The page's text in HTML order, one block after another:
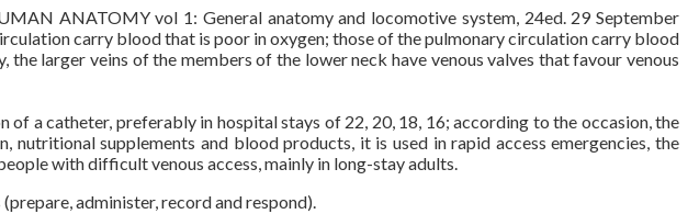
ANATOMY vol 1: General anatomy and locomotive system, 24ed. 29 September
carry blood that is poor in oxygen; those of the pulmonary circulation carry blood
larger veins of the members of the lower neck have venous valves that favour venous
a catheter, preferably in hospital stays of 22, 20, 18, 16; according to the occasion, the
supplements and blood products, it is used in rapid access emergencies, the
with difficult venous access, mainly in long-stay adults.
administer, record and respond).